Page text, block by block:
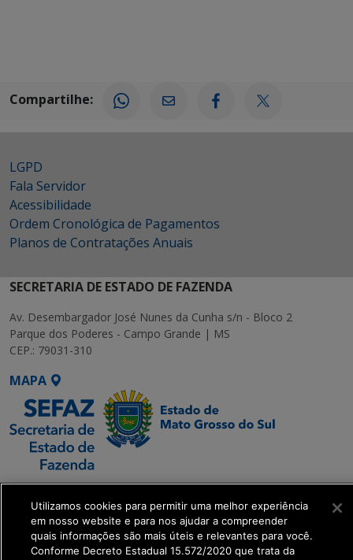
Compartilhe:
LGPD
Fala Servidor
Acessibilidade
Ordem Cronológica de Pagamentos
Planos de Contratações Anuais
SECRETARIA DE ESTADO DE FAZENDA
Av. Desembargador José Nunes da Cunha s/n - Bloco 2
Parque dos Poderes - Campo Grande | MS
CEP.: 79031-310
MAPA
SETDIG | Secretaria-
Executiva de
Transformação Digital
Utilizamos cookies para permitir uma melhor experiência
em nosso website e para nos ajudar a compreender
quais informações são mais úteis e relevantes para você.
Conforme Decreto Estadual 15.572/2020 que trata da